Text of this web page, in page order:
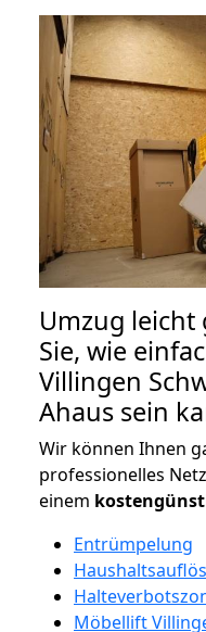
Umzug leicht
Sie, wie
Villingen
Ahaus sein
Wir können Ihnen
professionelles
einem
Entrümpelung
Möbellift